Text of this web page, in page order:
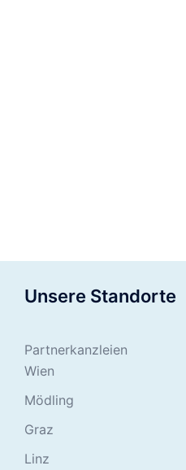
Unsere Standorte
Partnerkanzleien
Wien
Mödling
Graz
Linz